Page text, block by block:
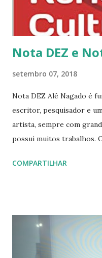
para estas atuações de
Nota DEZ e
setembro 07, 2018
Nota DEZ Alê Nagado é
escritor, pesquisador e
artista, sempre com
possui muitos trabalhos.
seu posicionamento
nossa posição frente a
posicionamento promove
preserva a sociedade e
COMPARTILHAR